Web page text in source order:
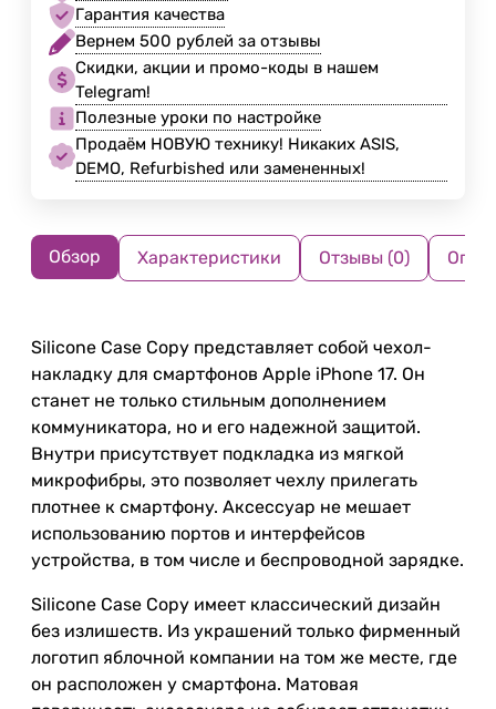
Гарантия качества
Вернем 500 рублей за отзывы
Скидки, акции и промо-коды в нашем
Telegram!
Полезные уроки по настройке
Продаём НОВУЮ технику! Никаких ASIS,
DEMO, Refurbished или замененных!
Обзор Характеристики Отзывы (0)
Silicone Case Copy представляет собой чехол-
накладку для смартфонов Apple iPhone 17. Он
станет не только стильным дополнением
коммуникатора, но и его надежной защитой.
Внутри присутствует подкладка из мягкой
микрофибры, это позволяет чехлу прилегать
плотнее к смартфону. Аксессуар не мешает
использованию портов и интерфейсов
устройства, в том числе и беспроводной зарядке.
Silicone Case Copy имеет классический дизайн
без излишеств. Из украшений только фирменный
логотип яблочной компании на том же месте, где
он расположен у смартфона. Матовая